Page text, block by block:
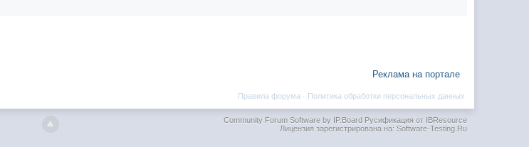
Реклама на портале
Политика обработки персональных данных
Правила форума ·
Community Forum Software by IP.BoardРусификация от IBResource
Лицензия зарегистрирована на: Software-Testing.Ru